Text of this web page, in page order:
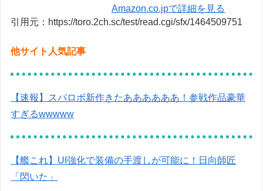
Amazon.co.jpで詳細を見る
引用元：https://toro.2ch.sc/test/read.cgi/sfx/1464509751
他サイト人気記事
【速報】スパロボ新作きたああああああ！参戦作品豪華
すぎるwwwww
【艦これ】UI強化で装備の手渡しが可能に！日向師匠
「閃いた」